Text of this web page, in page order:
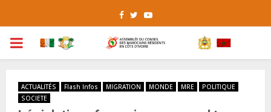
Facebook
TwitterYoutube
PRIMARY
ACTUALITÉS Flash Infos MIGRATION MONDE MRE
POLITIQUE
SOCIETE